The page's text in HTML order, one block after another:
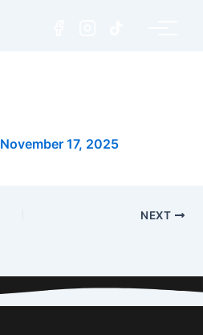
November 17, 2025
NEXT